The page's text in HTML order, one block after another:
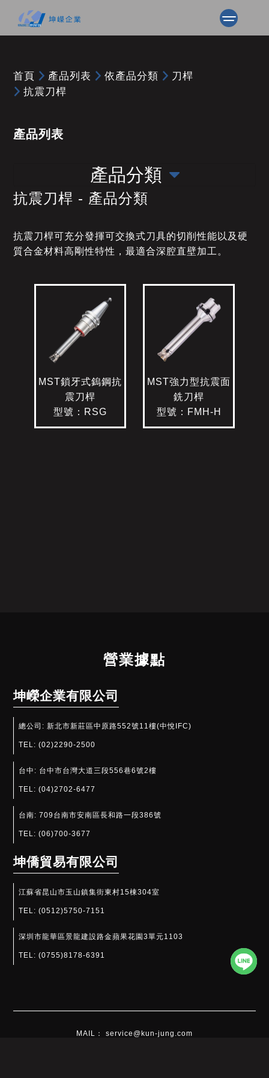
首頁 產品列表 依產品分類
刀桿
抗震刀桿
產品列表
產品分類
抗震刀桿 - 產品分類
抗震刀桿可充分發揮可交換式刀具的切削性能以及硬
質合金材料高剛性特性，最適合深腔直壁加工。
MST鎖牙式鎢鋼抗
震刀桿
型號：RSG
MST強力型抗震面
銑刀桿
型號：FMH-H
營業據點
坤嶸企業有限公司
總公司:新北市新莊區中原路552號11樓(中悅IFC)
TEL:(02)2290-2500
台中: 台中市台灣大道三段556巷6號2樓
TEL:(04)2702-6477
台南:709台南市安南區長和路一段386號
TEL:(06)700-3677
坤僑貿易有限公司
江蘇省昆山市玉山鎮集街東村15棟304室
TEL:(0512)5750-7151
深圳市龍華區景龍建設路金蘋果花園3單元1103
TEL:(0755)8178-6391​
MAIL： service@kun-jung.com